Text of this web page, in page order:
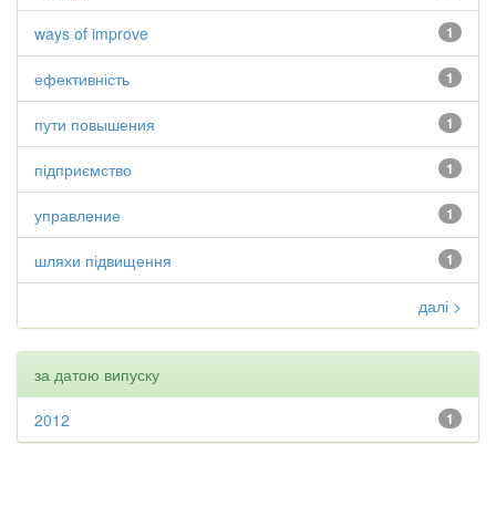
1
ways of improve
1
ефективність
1
пути повышения
1
підприємство
1
управление
1
шляхи підвищення
далі >
за датою випуску
1
2012